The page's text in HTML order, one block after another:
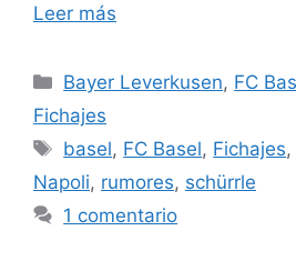
Leer más
Categorías
Bayer Leverkusen, FC
Fichajes
Etiquetas
basel, FC Basel, Fichajes,
Napoli, rumores, schürrle
1 comentario